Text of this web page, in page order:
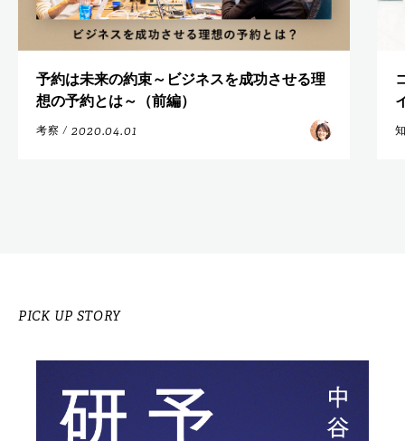
予約は未来の約束～ビジネスを成功させる理
想の予約とは～（前編）
考察 / 2020.04.01
PICK UP STORY